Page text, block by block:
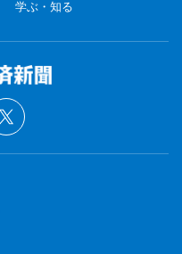
学ぶ・知る